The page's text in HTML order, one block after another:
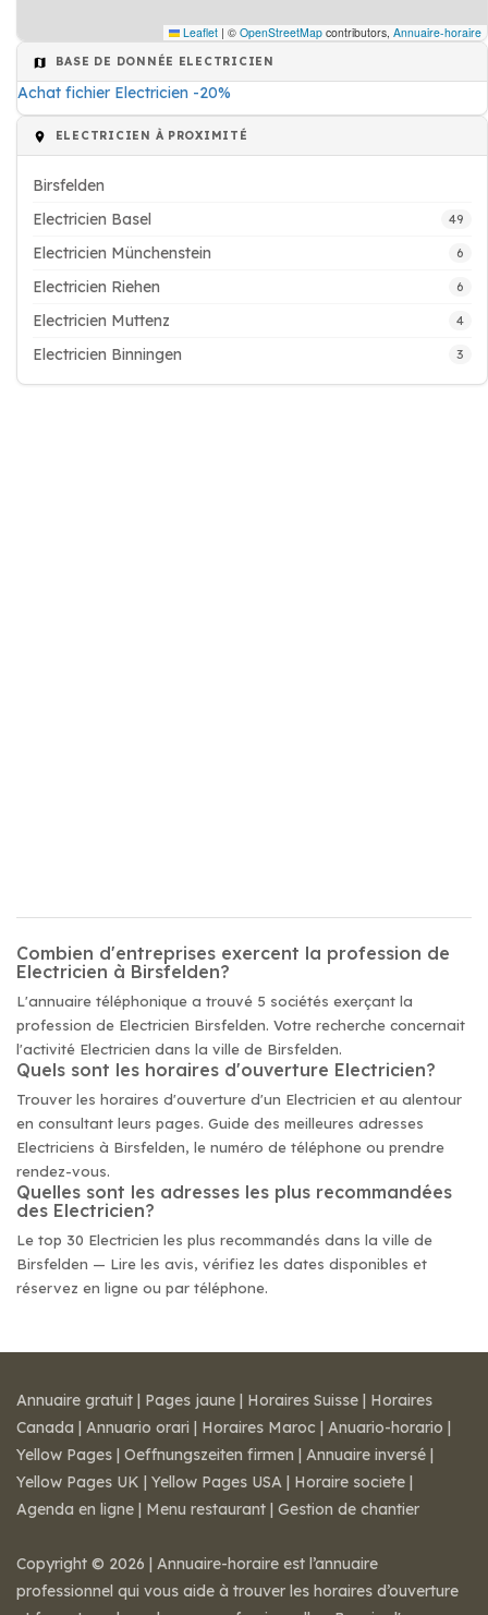
Leaflet | © OpenStreetMap contributors, Annuaire-horaire
BASE DE DONNÉE ELECTRICIEN
Achat fichier Electricien -20%
ELECTRICIEN À PROXIMITÉ
Birsfelden
Electricien Basel
49
Electricien Münchenstein 6
Electricien Riehen 6
Electricien Muttenz 4
Electricien Binningen 3
Combien d'entreprises exercent la profession de
Electricien à Birsfelden?
L'annuaire téléphonique a trouvé 5 sociétés exerçant la
profession de Electricien Birsfelden. Votre recherche concernait
l'activité Electricien dans la ville de Birsfelden.
Quels sont les horaires d'ouverture Electricien?
Trouver les horaires d'ouverture d'un Electricien et au alentour
en consultant leurs pages. Guide des meilleures adresses
Electriciens à Birsfelden, le numéro de téléphone ou prendre
rendez-vous.
Quelles sont les adresses les plus recommandées
des Electricien?
Le top 30 Electricien les plus recommandés dans la ville de
Birsfelden — Lire les avis, vérifiez les dates disponibles et
réservez en ligne ou par téléphone.
Annuaire gratuit | Pages jaune | Horaires Suisse | Horaires
Canada | Annuario orari | Horaires Maroc | Anuario-horario |
Yellow Pages | Oeffnungszeiten firmen | Annuaire inversé |
Yellow Pages UK | Yellow Pages USA | Horaire societe |
Agenda en ligne | Menu restaurant | Gestion de chantier
Copyright © 2026 | Annuaire-horaire est l’annuaire
professionnel qui vous aide à trouver les horaires d’ouverture